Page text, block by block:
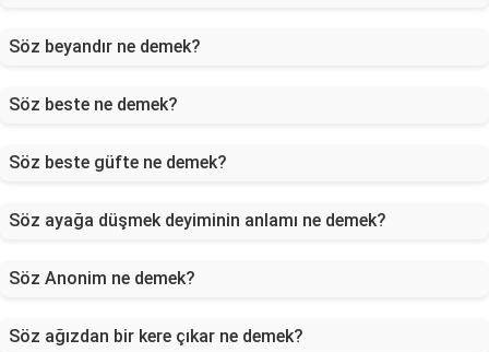
Söz beyandır ne demek?
Söz beste ne demek?
Söz beste güfte ne demek?
Söz ayağa düşmek deyiminin anlamı ne demek?
Söz Anonim ne demek?
Söz ağızdan bir kere çıkar ne demek?